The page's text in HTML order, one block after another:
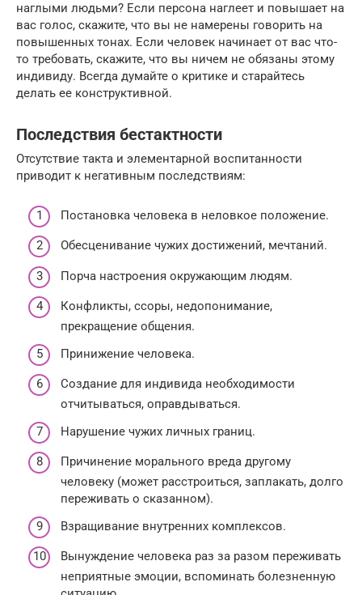
наглыми людьми? Если персона наглеет и повышает на
вас голос, скажите, что вы не намерены говорить на
повышенных тонах. Если человек начинает от вас что-
то требовать, скажите, что вы ничем не обязаны этому
индивиду. Всегда думайте о критике и старайтесь
делать ее конструктивной.
Последствия бестактности
Отсутствие такта и элементарной воспитанности
приводит к негативным последствиям:
Постановка человека в неловкое положение.
Обесценивание чужих достижений, мечтаний.
Порча настроения окружающим людям.
Конфликты, ссоры, недопонимание,
прекращение общения.
Принижение человека.
Создание для индивида необходимости
отчитываться, оправдываться.
Нарушение чужих личных границ.
Причинение морального вреда другому
человеку (может расстроиться, заплакать, долго
переживать о сказанном).
Взращивание внутренних комплексов.
Вынуждение человека раз за разом переживать
неприятные эмоции, вспоминать болезненную